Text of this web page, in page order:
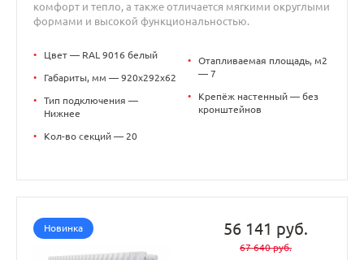
комфорт и тепло, а также отличается мягкими округлыми
формами и высокой функциональностью.
• Цвет — RAL 9016 белый
• Габариты, мм — 920x292x62
•
Тип подключения —
Нижнее
• Кол-во секций — 20
•
Отапливаемая площадь, м2
— 7
•
Крепёж настенный — без
кронштейнов
Новинка 56 141 руб.
67 640 руб.